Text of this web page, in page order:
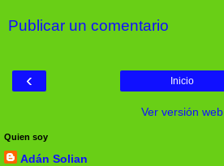
Publicar un comentario
‹ Inicio
Ver versión web
Quien soy
Adán Solian